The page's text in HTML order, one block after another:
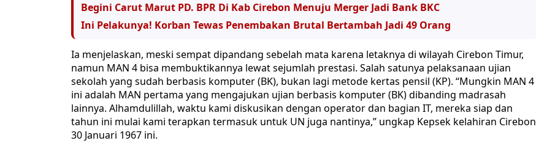
Begini Carut Marut PD. BPR Di Kab Cirebon Menuju Merger Jadi Bank BKC
Ini Pelakunya! Korban Tewas Penembakan Brutal Bertambah Jadi 49 Orang
Ia menjelaskan, meski sempat dipandang sebelah mata karena letaknya di wilayah Cirebon Timur,
namun MAN 4 bisa membuktikannya lewat sejumlah prestasi. Salah satunya pelaksanaan ujian
sekolah yang sudah berbasis komputer (BK), bukan lagi metode kertas pensil (KP). “Mungkin MAN 4
ini adalah MAN pertama yang mengajukan ujian berbasis komputer (BK) dibanding madrasah
lainnya. Alhamdulillah, waktu kami diskusikan dengan operator dan bagian IT, mereka siap dan
tahun ini mulai kami terapkan termasuk untuk UN juga nantinya,” ungkap Kepsek kelahiran Cirebon
30 Januari 1967 ini.